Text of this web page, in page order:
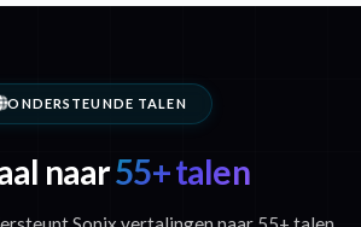
ONDERSTEUNDE TALEN
naar55+ talen